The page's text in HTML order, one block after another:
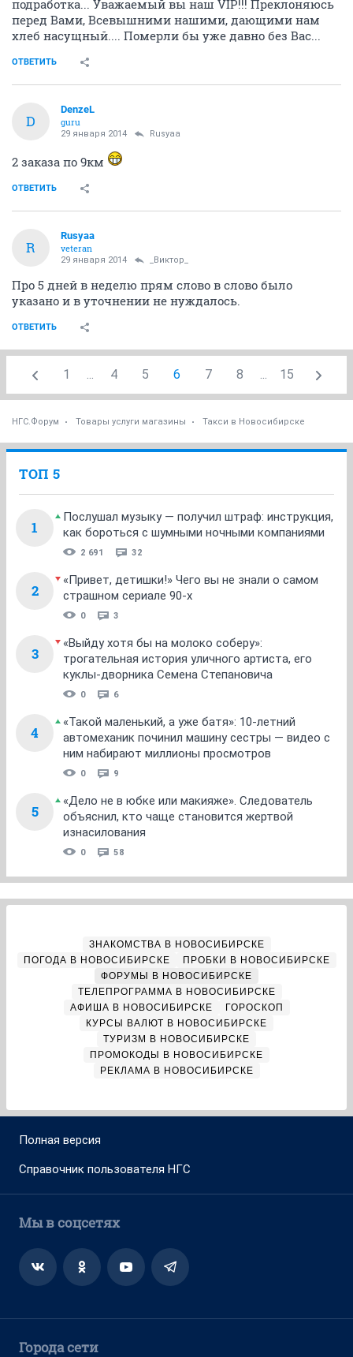
подработка... Уважаемый вы наш VIP!!! Преклоняюсь
перед Вами, Всевышними нашими, дающими нам
хлеб насущный.... Померли бы уже давно без Вас...
ОТВЕТИТЬ
D
DenzeL
guru
29 января 2014 Rusyaa
2 заказа по 9км
ОТВЕТИТЬ
R
Rusyaa
veteran
29 января 2014 _Виктор_
Про 5 дней в неделю прям слово в слово было
указано и в уточнении не нуждалось.
ОТВЕТИТЬ
1 ... 4 5 6 7 8 ... 15
НГС.Форум Товары услуги магазины Такси в Новосибирске
ТОП 5
1
Послушал музыку — получил штраф: инструкция,
как бороться с шумными ночными компаниями
2 691 32
2
«Привет, детишки!» Чего вы не знали о самом
страшном сериале 90-х
0 3
3
«Выйду хотя бы на молоко соберу»:
трогательная история уличного артиста, его
куклы-дворника Семена Степановича
0 6
4
«Такой маленький, а уже батя»: 10-летний
автомеханик починил машину сестры — видео с
ним набирают миллионы просмотров
0 9
5
«Дело не в юбке или макияже». Следователь
объяснил, кто чаще становится жертвой
изнасилования
0 58
ЗНАКОМСТВА В НОВОСИБИРСКЕ
ПОГОДА В НОВОСИБИРСКЕ
ПРОБКИ В НОВОСИБИРСКЕ
ФОРУМЫ В НОВОСИБИРСКЕ
ТЕЛЕПРОГРАММА В НОВОСИБИРСКЕ
АФИША В НОВОСИБИРСКЕ
ГОРОСКОП
КУРСЫ ВАЛЮТ В НОВОСИБИРСКЕ
ТУРИЗМ В НОВОСИБИРСКЕ
ПРОМОКОДЫ В НОВОСИБИРСКЕ
РЕКЛАМА В НОВОСИБИРСКЕ
Полная версия
Справочник пользователя НГС
Мы в соцсетях
Города сети